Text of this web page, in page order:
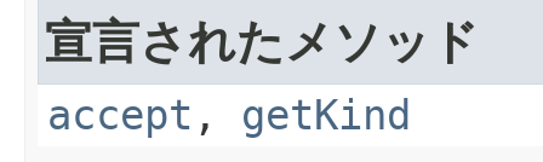
宣言されたメソッド
accept , getKind